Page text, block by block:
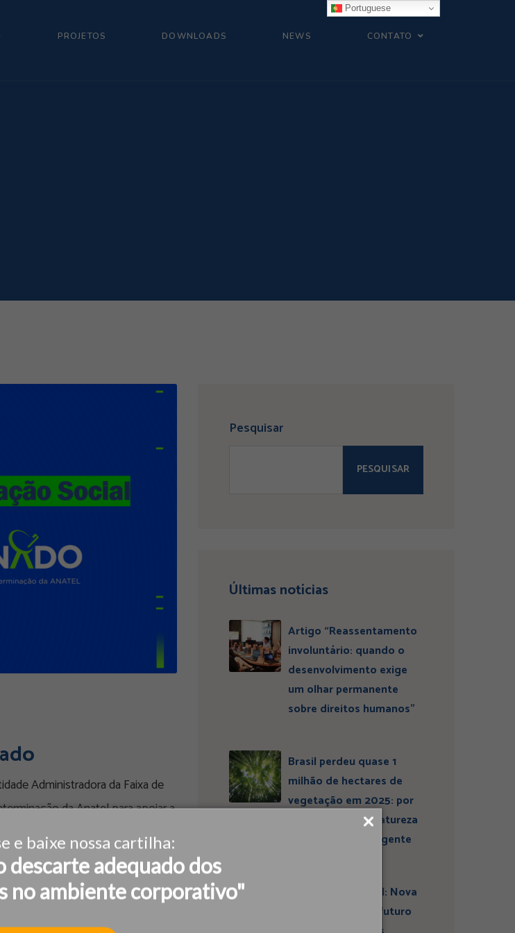
e baixe nossa cartilha:
descarte adequado dos
no ambiente corporativo"
PROJETOS DOWNLOADS NEWS CONTATO
Administradora da Faixa de
da Anatel para apoiar a
Pesquisar
PESQUISAR
Últimas notícias
Artigo “Reassentamento
involuntário: quando o
desenvolvimento exige
um olhar permanente
sobre direitos humanos”
Brasil perdeu quase 1
milhão de hectares de
vegetação em 2025: por
que conservar a natureza
continua sendo urgente
Entrevista ESBrasil: Nova
liderança projeta futuro
Portuguese